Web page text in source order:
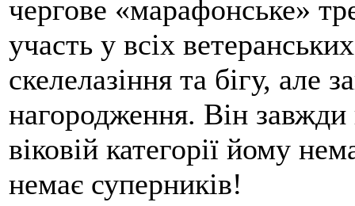
чергове «марафонське»
участь у всіх
скелелазіння та бігу, але
нагородження. Він
віковій категорії йому
немає суперників!